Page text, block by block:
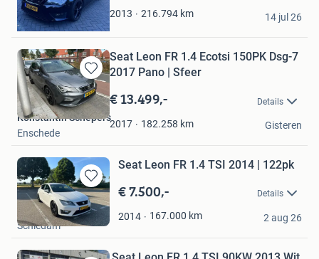
2013 216.794 km
Mark
Ede
14 jul 26
Bewaren
in
Mijn
Favorieten
Seat Leon FR 1.4 Ecotsi 150PK Dsg-7
2017 Pano | Sfeer
€ 13.499,- Details
2017 182.258 km
Konstantin Schepers
Enschede
Gisteren
Bewaren
in
Mijn
Favorieten
Seat Leon FR 1.4 TSI 2014 | 122pk
€ 7.500,- Details
2014 167.000 km
Yaro
Schiedam
2 aug 26